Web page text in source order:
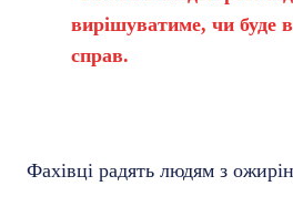
вирішуватиме, чи буде
справ.
Фахівці радять людям з